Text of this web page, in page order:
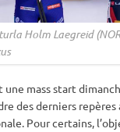
Holm Laegreid
une mass start
des derniers repères
Pour certains,